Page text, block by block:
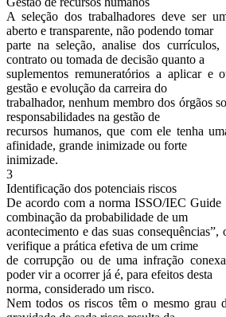
A seleção dos trabalhadores deve ser
aberto e transparente, não podendo tomar
parte na seleção, analise dos currículos,
contrato ou tomada de decisão quanto a
suplementos remuneratórios a aplicar e
gestão e evolução da carreira do
trabalhador, nenhum membro dos órgãos
responsabilidades na gestão de
recursos humanos, que com ele tenha
afinidade, grande inimizade ou forte
inimizade.
3
Identificação dos potenciais riscos
De acordo com a norma ISSO/IEC Guide
combinação da probabilidade de um
acontecimento e das suas consequências”,
verifique a prática efetiva de um crime
de corrupção ou de uma infração
poder vir a ocorrer já é, para efeitos desta
norma, considerado um risco.
Nem todos os riscos têm o mesmo grau